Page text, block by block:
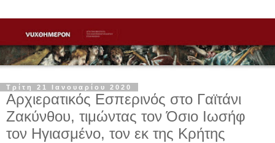
Τρίτη 21 Ιανουαρίου 2020
Αρχιερατικός Εσπερινός στο Γαϊτάνι
Ζακύνθου, τιμώντας τον Όσιο Ιωσήφ
τον Ηγιασμένο, τον εκ της Κρήτης